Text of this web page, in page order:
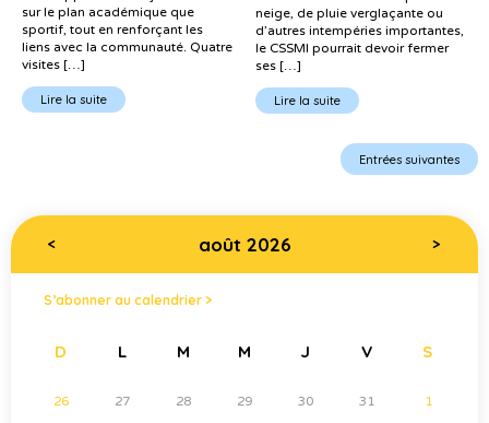
sur le plan académique que
sportif, tout en renforçant les
liens avec la communauté. Quatre
visites […]
Lire la suite
neige, de pluie verglaçante ou
d’autres intempéries importantes,
le CSSMI pourrait devoir fermer
ses […]
Lire la suite
Entrées suivantes
< août 2026 >
S’abonner au calendrier >
D L M M J V S
26 27 28 29 30 31 1